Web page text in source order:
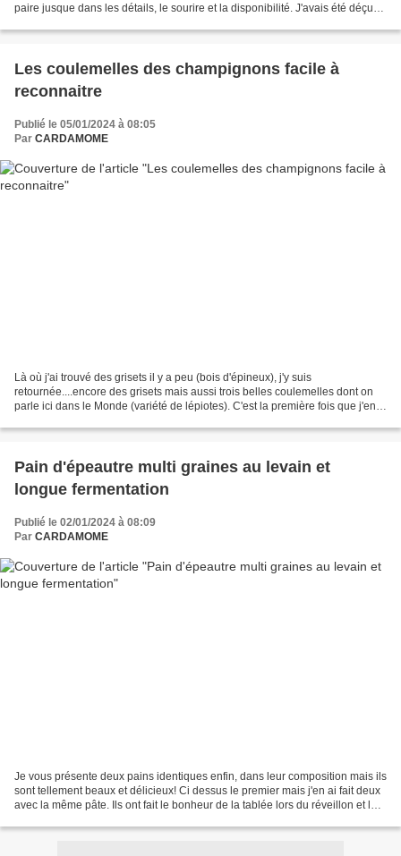
paire jusque dans les détails, le sourire et la disponibilité. J'avais été déçue
Les coulemelles des champignons facile à
reconnaitre
Publié le 05/01/2024 à 08:05
Par CARDAMOME
Là où j'ai trouvé des grisets il y a peu (bois d'épineux), j'y suis
retournée....encore des grisets mais aussi trois belles coulemelles dont on
parle ici dans le Monde (variété de lépiotes). C'est la première fois que j'en
Pain d'épeautre multi graines au levain et
longue fermentation
Publié le 02/01/2024 à 08:09
Par CARDAMOME
Je vous présente deux pains identiques enfin, dans leur composition mais ils
sont tellement beaux et délicieux! Ci dessus le premier mais j'en ai fait deux
avec la même pâte. Ils ont fait le bonheur de la tablée lors du réveillon et le